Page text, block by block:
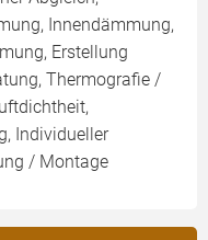
Innendämmung,
Erstellung
Thermografie /
Individueller
/ Montage